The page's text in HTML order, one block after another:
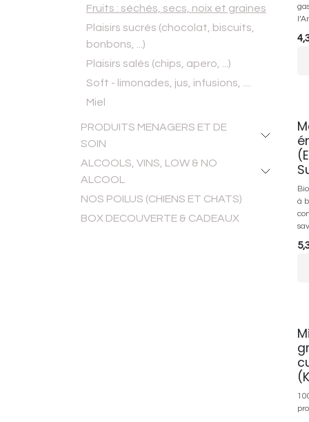
Fruits : séchés, secs, noix et graines
Plaisirs sucrés (chocolat, biscuits,
bonbons, ...)
Plaisirs salés (chips, apero, ...)
Soft - limonades, jus, infusions, ....
Miel
PRODUITS MENAGERS ET DE
SOIN
ALCOOLS, VINS, LOW & NO
ALCOOL
NOS POILUS (CHIENS ET CHATS)
BOX DECOUVERTE & CADEAUX
à